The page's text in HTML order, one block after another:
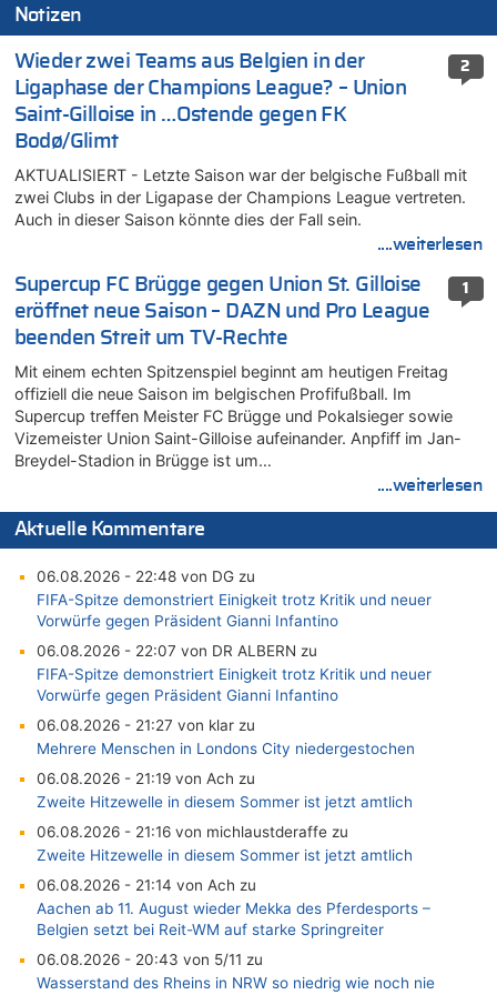
Notizen
2
Wieder zwei Teams aus Belgien in der
Ligaphase der Champions League? – Union
Saint-Gilloise in …Ostende gegen FK
Bodø/Glimt
AKTUALISIERT - Letzte Saison war der belgische Fußball mit
zwei Clubs in der Ligapase der Champions League vertreten.
Auch in dieser Saison könnte dies der Fall sein.
....weiterlesen
1
Supercup FC Brügge gegen Union St. Gilloise
eröffnet neue Saison – DAZN und Pro League
beenden Streit um TV-Rechte
Mit einem echten Spitzenspiel beginnt am heutigen Freitag
offiziell die neue Saison im belgischen Profifußball. Im
Supercup treffen Meister FC Brügge und Pokalsieger sowie
Vizemeister Union Saint-Gilloise aufeinander. Anpfiff im Jan-
Breydel-Stadion in Brügge ist um…
....weiterlesen
Aktuelle Kommentare
06.08.2026 - 22:48 von DG zu
FIFA-Spitze demonstriert Einigkeit trotz Kritik und neuer
Vorwürfe gegen Präsident Gianni Infantino
06.08.2026 - 22:07 von DR ALBERN zu
FIFA-Spitze demonstriert Einigkeit trotz Kritik und neuer
Vorwürfe gegen Präsident Gianni Infantino
06.08.2026 - 21:27 von klar zu
Mehrere Menschen in Londons City niedergestochen
06.08.2026 - 21:19 von Ach zu
Zweite Hitzewelle in diesem Sommer ist jetzt amtlich
06.08.2026 - 21:16 von michlaustderaffe zu
Zweite Hitzewelle in diesem Sommer ist jetzt amtlich
06.08.2026 - 21:14 von Ach zu
Aachen ab 11. August wieder Mekka des Pferdesports –
Belgien setzt bei Reit-WM auf starke Springreiter
06.08.2026 - 20:43 von 5/11 zu
Wasserstand des Rheins in NRW so niedrig wie noch nie